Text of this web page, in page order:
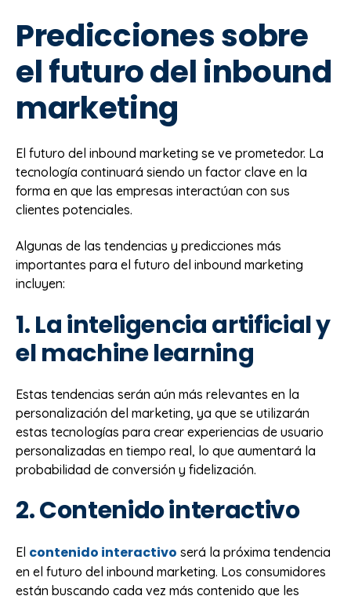
Predicciones sobre
el futuro del inbound
marketing
El futuro del inbound marketing se ve prometedor. La
tecnología continuará siendo un factor clave en la
forma en que las empresas interactúan con sus
clientes potenciales.
Algunas de las tendencias y predicciones más
importantes para el futuro del inbound marketing
incluyen:
1. La inteligencia artificial y
el machine learning
Estas tendencias serán aún más relevantes en la
personalización del marketing, ya que se utilizarán
estas tecnologías para crear experiencias de usuario
personalizadas en tiempo real, lo que aumentará la
probabilidad de conversión y fidelización.
2. Contenido interactivo
El contenido interactivo será la próxima tendencia
en el futuro del inbound marketing. Los consumidores
están buscando cada vez más contenido que les